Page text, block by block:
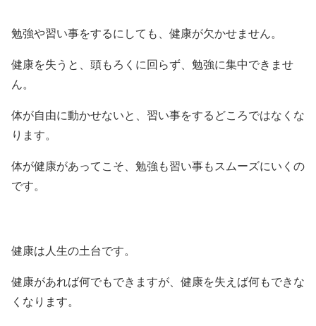
勉強や習い事をするにしても、健康が欠かせません。
健康を失うと、頭もろくに回らず、勉強に集中できませ
ん。
体が自由に動かせないと、習い事をするどころではなくな
ります。
体が健康があってこそ、勉強も習い事もスムーズにいくの
です。
健康は人生の土台です。
健康があれば何でもできますが、健康を失えば何もできな
くなります。